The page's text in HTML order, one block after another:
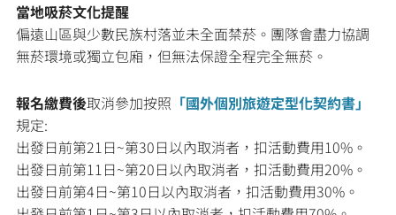
當地吸菸文化提醒
偏遠山區與少數民族村落並未全面禁菸。團隊會盡力協調
無菸環境或獨立包廂，但無法保證全程完全無菸。
報名繳費後取消參加按照 「國外個別旅遊定型化契約書」
規定:
出發日前第21日~第30日以內取消者，扣活動費用10%。
出發日前第11日~第20日以內取消者，扣活動費用20%。
出發日前第4日~第10日以內取消者，扣活動費用30%。